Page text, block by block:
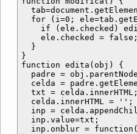
for (i=0;
if (ele.checked)
    ele.checked = false;
  }
}
function edita(obj) {
padre =
celda =
  txt = celda.innerHTML;
  celda.innerHTML = '';
inp =
  inp.value=txt;
inp.onblur =